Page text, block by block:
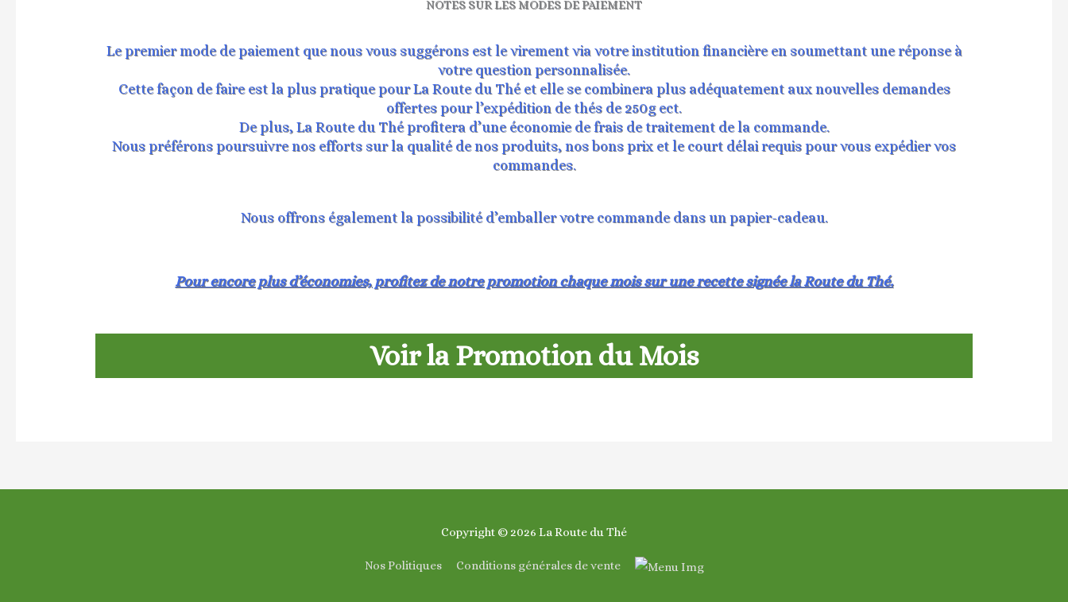
NOTES SUR LES MODES DE PAIEMENT
Le premier mode de paiement que nous vous suggérons est le virement via votre institution financière en soumettant une réponse à
votre question personnalisée.
Cette façon de faire est la plus pratique pour La Route du Thé et elle se combinera plus adéquatement aux nouvelles demandes
offertes pour l’expédition de thés de 250g ect.
De plus, La Route du Thé profitera d’une économie de frais de traitement de la commande.
Nous préférons poursuivre nos efforts sur la qualité de nos produits, nos bons prix et le court délai requis pour vous expédier vos
commandes.
Nous offrons également la possibilité d’emballer votre commande dans un papier-cadeau.
Pour encore plus d’économies, profitez de notre promotion chaque mois sur une recette signée la Route du Thé.
Voir la Promotion du Mois
Copyright © 2026 La Route du Thé
Nos Politiques Conditions générales de vente